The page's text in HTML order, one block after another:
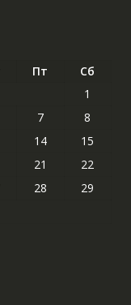
Пт
Сб
1
7
8
14
15
21
22
28
29